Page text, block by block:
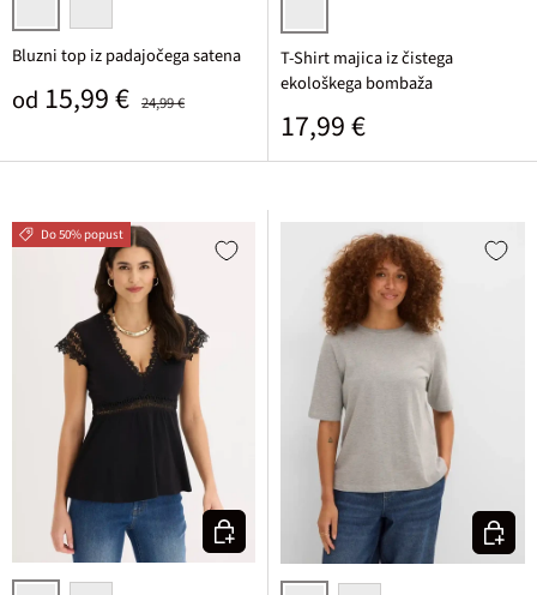
javorjevažafranova
Bluzni top iz padajočega satena
Prodajna cena
od 15,99 € 24,99 €
temno rjava/bela potiskana
T-Shirt majica iz čistega
ekološkega bombaža
Običajna cena
17,99 €
Do 50% popust
Izberi varianto Izberi